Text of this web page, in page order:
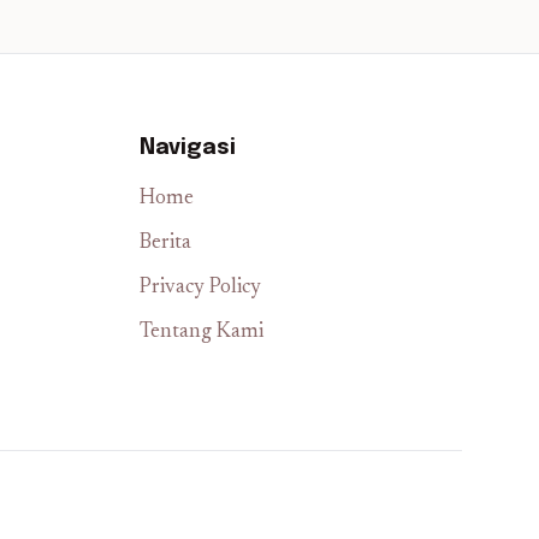
Navigasi
Home
Berita
Privacy Policy
Tentang Kami